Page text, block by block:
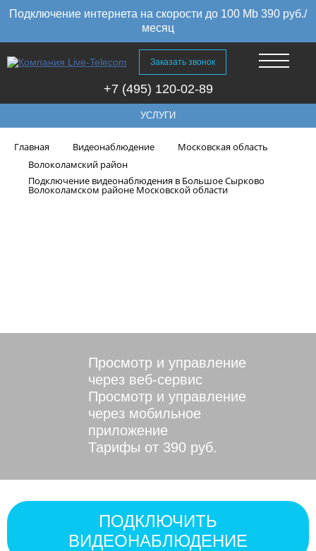
Подключение интернета на скорости до 100 Mb 390 руб./
месяц
Заказать звонок
+7 (495) 120-02-89
УСЛУГИ
Главная Видеонаблюдение
Московская область
Волоколамский район
Подключение видеонаблюдения в Большое Сырково
Волоколамском районе Московской области
Просмотр и управление
через веб-сервис
Просмотр и управление
через мобильное
приложение
Тарифы от 390 руб.
ПОДКЛЮЧИТЬ
ВИДЕОНАБЛЮДЕНИЕ